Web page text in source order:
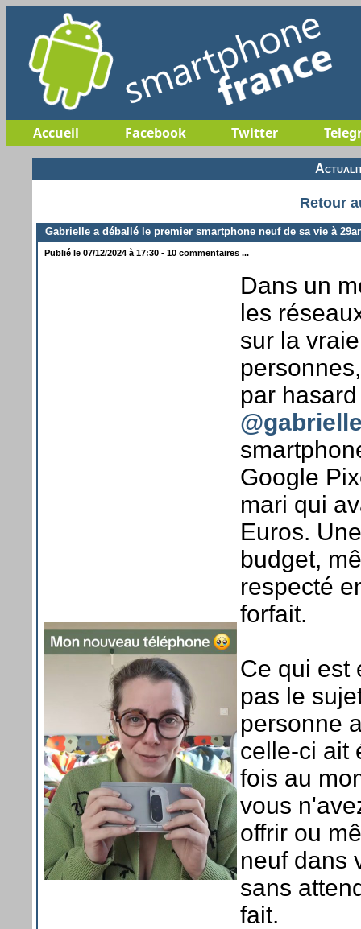
Accueil Facebook Twitter
Retour
Gabrielle a déballé le premier smartphone neuf de sa vie à
Publié le 07/12/2024 à 17:30 - 10 commentaires ...
Dans un
les
sur la
par
Google
mari qui
Euros.
budget,
respecté
forfait.
Ce qui est
pas le
personne
celle-ci ait
fois au
vous
offrir ou
neuf dans
sans
fait.